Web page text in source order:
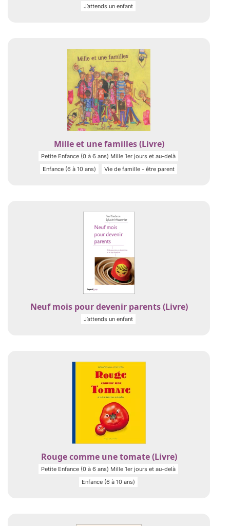
J’attends un enfant
Mille et une familles (Livre)
Petite Enfance (0 à 6 ans) Mille 1er jours et au-delà
Enfance (6 à 10 ans)
Vie de famille - être parent
Neuf mois pour devenir parents (Livre)
J’attends un enfant
Rouge comme une tomate (Livre)
Petite Enfance (0 à 6 ans) Mille 1er jours et au-delà
Enfance (6 à 10 ans)